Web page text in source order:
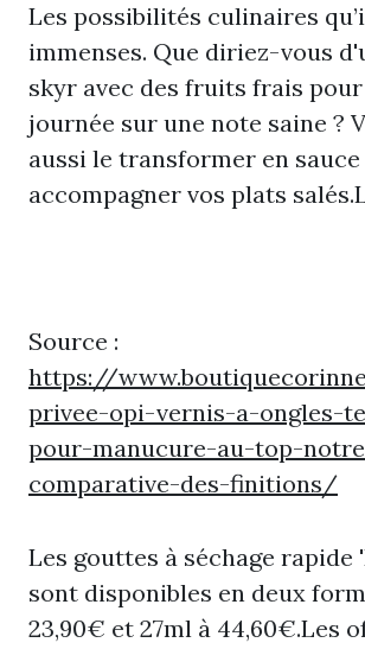
Les possibilités culinaires
immenses. Que diriez-vous
skyr avec des fruits frais
journée sur une note saine ?
aussi le transformer en
accompagner vos plats
Source :
https://
privee-opi-vernis-a-ongles-
pour-manucure-au-top-
comparative-des-finitions/
Les gouttes à séchage rapide
sont disponibles en deux
23,90€ et 27ml à 44,60€.Les